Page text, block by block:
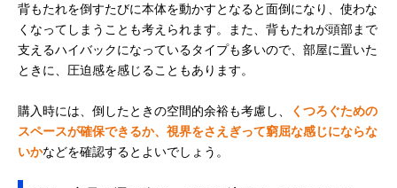
背もたれを倒すたびに本体を動かすとなると面倒になり、使わな
くなってしまうことも考えられます。また、背もたれが頭部まで
支えるハイバックになっているタイプも多いので、部屋に置いた
ときに、圧迫感を感じることもあります。
購入時には、倒したときの空間的余裕も考慮し、
くつろぐための
スペースが確保できるか、視界をさえぎって窮屈な感じにならな
いかなどを確認するとよいでしょう。